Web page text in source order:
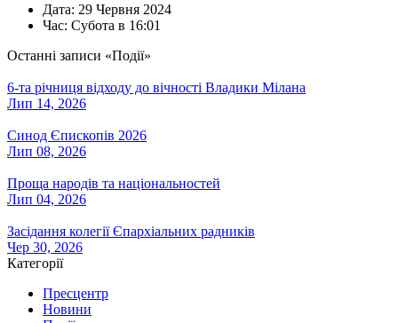
Дата: 29 Червня 2024
Час: Субота в 16:01
Останні записи «Події»
6-та річниця відходу до вічності Владики Мілана
Лип 14, 2026
Синод Єпископів 2026
Лип 08, 2026
Проща народів та національностей
Лип 04, 2026
Засідання колегії Єпархіальних радників
Чер 30, 2026
Категорії
Пресцентр
Новини